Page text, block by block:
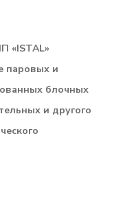
«ISTAL»
паровых и
блочных
и другого